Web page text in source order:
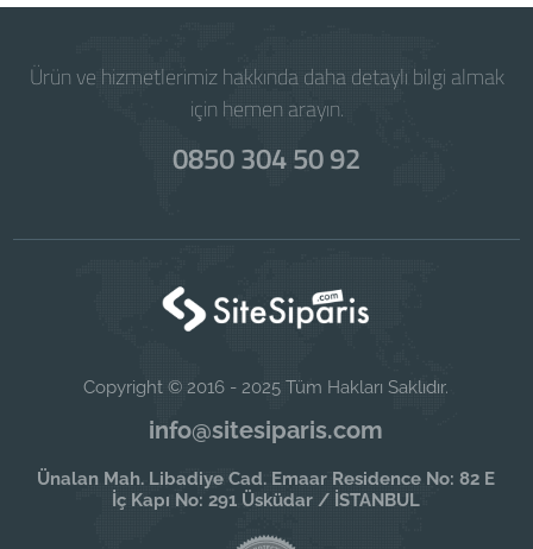
Ürün ve hizmetlerimiz hakkında daha detaylı bilgi almak
için hemen arayın.
0850 304 50 92
Copyright © 2016 - 2025 Tüm Hakları Saklıdır.
info@sitesiparis.com
Ünalan Mah. Libadiye Cad. Emaar Residence No: 82 E
İç Kapı No: 291 Üsküdar / İSTANBUL